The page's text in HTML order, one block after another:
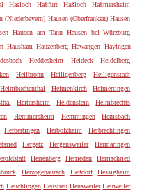
Hasloch Haßfurt Haßloch
Haßmersheim
(Niederbayern) Hausen (Oberfranken) Hausen
Hausen am Tann Hausen bei Würzburg
Hausham Hauzenberg Hawangen Hayingen
Heddesheim Heideck
Heidelberg
Heilbronn Heiligenberg
Heiligenstadt
Heimbuchenthal Heimenkirch
Heimertingen
Heitersheim Heldenstein
Helmbrechts
Hemmersheim Hemmingen
Hemsbach
Herbertingen Herbolzheim
Herbrechtingen
Hergatz Hergensweiler
Hermaringen
Herrenberg Herrieden
Herrischried
Herzogenaurach Heßdorf
Hessigheim
Heuchlingen Heustreu Heusweiler Heuweiler